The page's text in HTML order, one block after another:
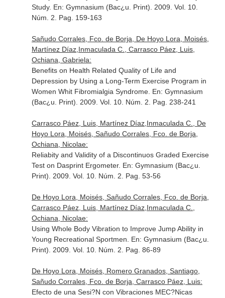
Study. En: Gymnasium (Bac¿u. Print) . 2009. Vol. 10.
Núm. 2. Pag. 159-163
Sañudo Corrales, Fco. de Borja, De Hoyo Lora, Moisés,
Martínez Díaz,Inmaculada C., Carrasco Páez, Luis,
Ochiana, Gabriela:
Benefits on Health Related Quality of Life and
Depression by Using a Long-Term Exercise Program in
Women Whit Fibromialgia Syndrome. En: Gymnasium
(Bac¿u. Print) . 2009. Vol. 10. Núm. 2. Pag. 238-241
Carrasco Páez, Luis, Martínez Díaz,Inmaculada C., De
Hoyo Lora, Moisés, Sañudo Corrales, Fco. de Borja,
Ochiana, Nicolae:
Reliabity and Validity of a Discontinuos Graded Exercise
Test on Dasprint Ergometer. En: Gymnasium (Bac¿u.
Print) . 2009. Vol. 10. Núm. 2. Pag. 53-56
De Hoyo Lora, Moisés, Sañudo Corrales, Fco. de Borja,
Carrasco Páez, Luis, Martínez Díaz,Inmaculada C.,
Ochiana, Nicolae:
Using Whole Body Vibration to Improve Jump Ability in
Young Recreational Sportmen. En: Gymnasium (Bac¿u.
Print) . 2009. Vol. 10. Núm. 2. Pag. 86-89
De Hoyo Lora, Moisés, Romero Granados, Santiago,
Sañudo Corrales, Fco. de Borja, Carrasco Páez, Luis:
Efecto de una Sesi?N con Vibraciones MEC?Nicas